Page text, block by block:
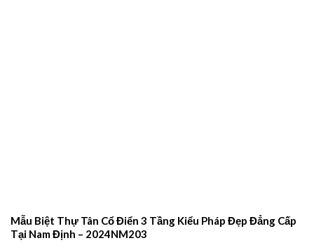
Mẫu Biệt Thự Tân Cổ Điển 3 Tầng Kiểu Pháp Đẹp Đẳng Cấp
Tại Nam Định – 2024NM203